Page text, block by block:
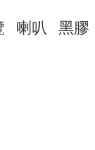
喇叭 黑膠